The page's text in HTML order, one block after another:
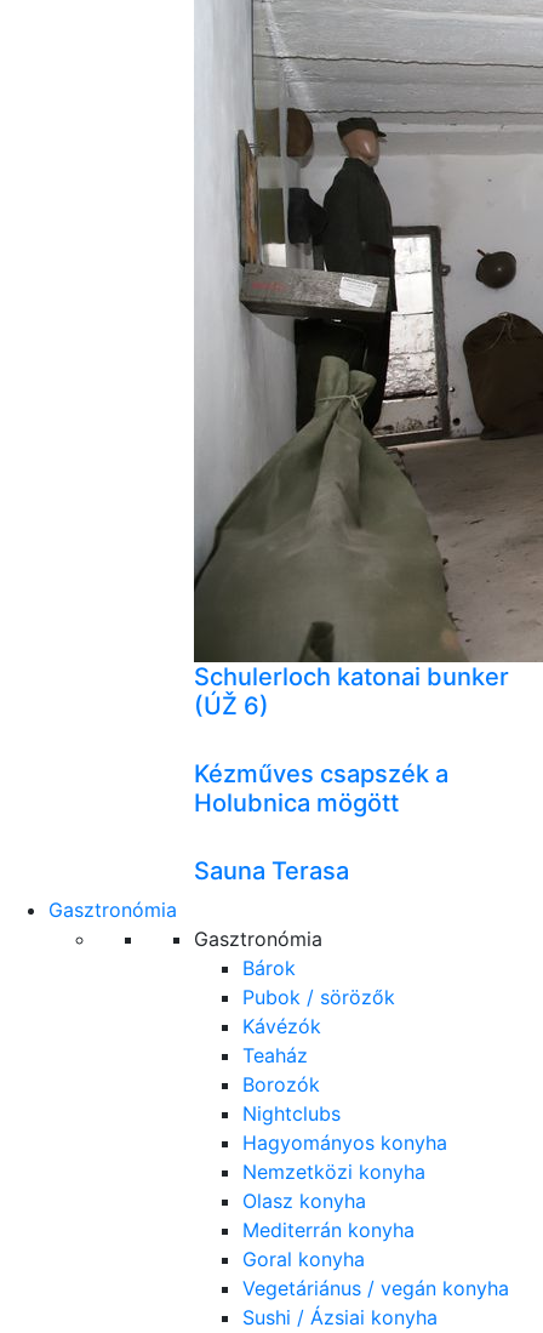
Schulerloch katonai bunker
(ÚŽ 6)
Kézműves csapszék a
Holubnica mögött
Sauna Terasa
Gasztronómia
Gasztronómia
Bárok
Pubok / sörözők
Kávézók
Teaház
Borozók
Nightclubs
Hagyományos konyha
Nemzetközi konyha
Olasz konyha
Mediterrán konyha
Goral konyha
Vegetáriánus / vegán konyha
Sushi / Ázsiai konyha